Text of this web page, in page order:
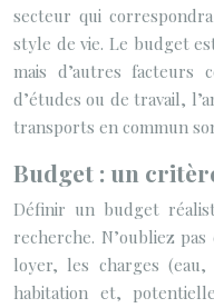
secteur qui
style de vie. Le budget
mais d’autres facteurs
d’études ou de travail,
transports en commun
Budget : un
Définir un budget
recherche. N’oubliez
loyer, les charges (eau,
habitation et,